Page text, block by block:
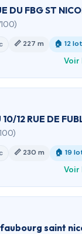
DU FBG ST
📏 227 m 🏠 12
Voir
12 RUE DE
📏 230 m 🏠 19
Voir
saint